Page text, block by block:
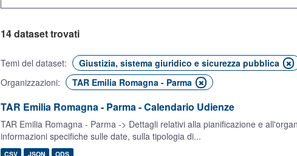
14 dataset trovati
Temi del dataset:
Giustizia, sistema giuridico e sicurezza pubblica
Organizzazioni:
TAR Emilia Romagna - Parma
TAR Emilia Romagna - Parma - Calendario Udienze
TAR Emilia Romagna - Parma -> Dettagli relativi alla pianificazione e
informazioni specifiche sulle date, sulla tipologia di...
CSV JSON ODS